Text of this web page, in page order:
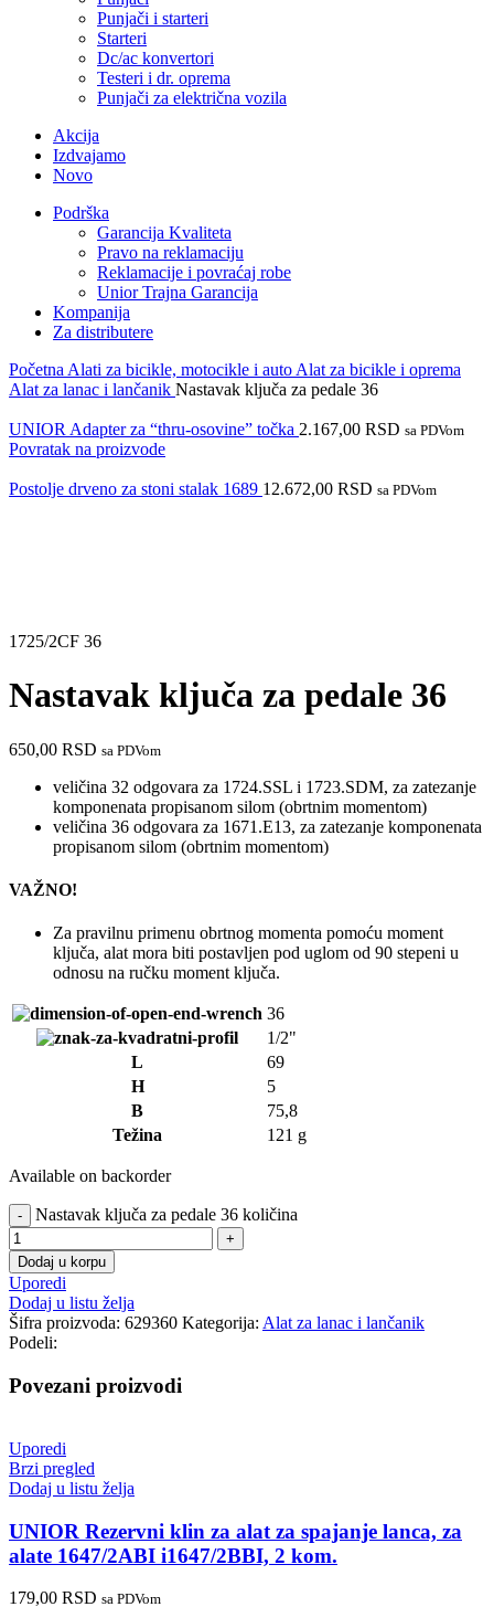
Punjači i starteri
Starteri
Dc/ac konvertori
Testeri i dr. oprema
Punjači za električna vozila
Akcija
Izdvajamo
Novo
Podrška
Garancija Kvaliteta
Pravo na reklamaciju
Reklamacije i povraćaj robe
Unior Trajna Garancija
Kompanija
Za distributere
Početna Alati za bicikle, motocikle i auto Alat za bicikle i oprema
Alat za lanac i lančanik Nastavak ključa za pedale 36
UNIOR Adapter za “thru-osovine” točka 2.167,00 RSD sa PDVom
Povratak na proizvode
Postolje drveno za stoni stalak 1689 12.672,00 RSD sa PDVom
1725/2CF 36
Nastavak ključa za pedale 36
650,00 RSD sa PDVom
veličina 32 odgovara za 1724.SSL i 1723.SDM, za zatezanje
komponenata propisanom silom (obrtnim momentom)
veličina 36 odgovara za 1671.E13, za zatezanje komponenata
propisanom silom (obrtnim momentom)
VAŽNO!
Za pravilnu primenu obrtnog momenta pomoću moment
ključa, alat mora biti postavljen pod uglom od 90 stepeni u
odnosu na ručku moment ključa.
36
1/2"
L
69
H
5
B
75,8
Težina
121 g
Available on backorder
Nastavak ključa za pedale 36 količina
Dodaj u korpu
Uporedi
Dodaj u listu želja
Šifra proizvoda: 629360 Kategorija: Alat za lanac i lančanik
Podeli:
Povezani proizvodi
Uporedi
Brzi pregled
Dodaj u listu želja
UNIOR Rezervni klin za alat za spajanje lanca, za
alate 1647/2ABI i1647/2BBI, 2 kom.
179,00 RSD sa PDVom